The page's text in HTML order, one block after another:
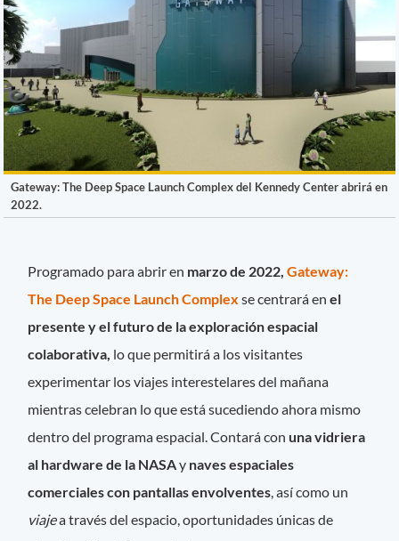
Gateway: The Deep Space Launch Complex del Kennedy Center abrirá en
2022.
Programado para abrir en marzo de 2022,Gateway:
The Deep Space Launch Complex se centrará en el
presente y el futuro de la exploración espacial
colaborativa, lo que permitirá a los visitantes
experimentar los viajes interestelares del mañana
mientras celebran lo que está sucediendo ahora mismo
dentro del programa espacial. Contará con una vidriera
al hardware de la NASAy naves espaciales
comerciales con pantallas envolventes , así como un
viajea través del espacio, oportunidades únicas de